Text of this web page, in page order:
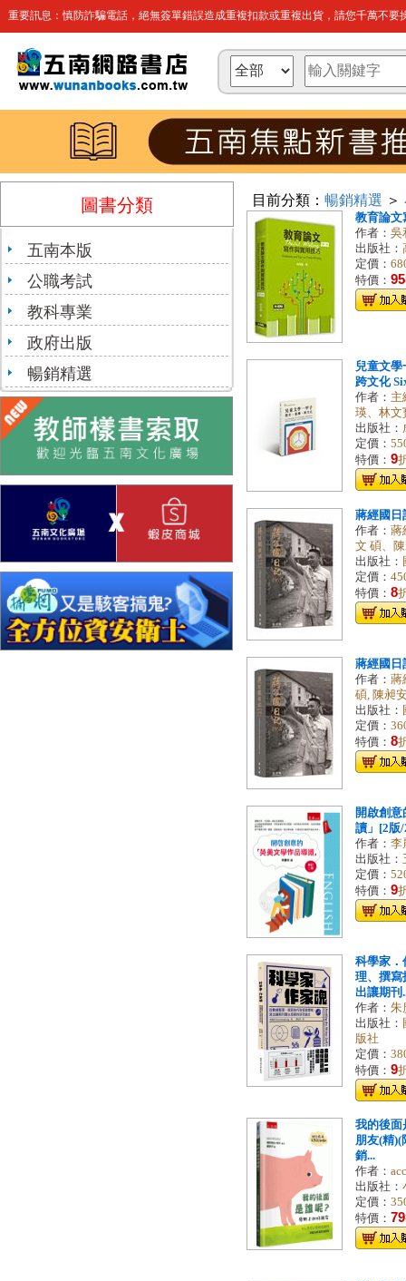
重要訊息：慎防詐騙電話，絕無簽單錯誤造成重複扣款或重複出貨，請您千萬不要
圖書分類
五南本版
公職考試
教科專業
政府出版
暢銷精選
目前分類： 暢銷精選 ＞
教育論文
作者： 吳
出版社：
定價：
特價： 95
兒童文學
跨文化
作者： 主
瑛、林文
出版社：
定價：
特價： 9
蔣經國日
作者： 蔣
文 碩、
出版社：
定價：
特價： 8
蔣經國日
作者： 蔣
碩, 陳昶
出版社：
定價：
特價： 8
開啟創
讀」[2版/
作者： 李
出版社：
定價：
特價： 9
科學家．
理、撰寫
出讓期刊
作者： 朱
出版社：
版社
定價：
特價： 9
我的後面
朋友(精)(
銷...
作者：
出版社：
定價：
特價： 79